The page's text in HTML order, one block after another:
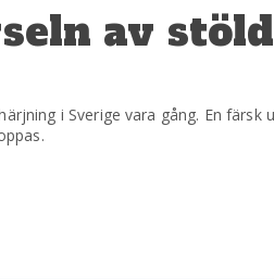
av
i Sverige vara gång. En